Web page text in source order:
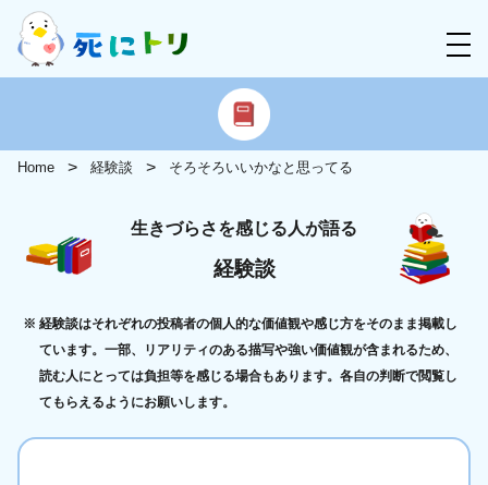
Home 経験談 そろそろいいかなと思ってる
生きづらさを感じる人が語る
経験談
経験談はそれぞれの投稿者の個人的な価値観や感じ方をそのまま掲載し
ています。一部、リアリティのある描写や強い価値観が含まれるため、
読む人にとっては負担等を感じる場合もあります。各自の判断で閲覧し
てもらえるようにお願いします。